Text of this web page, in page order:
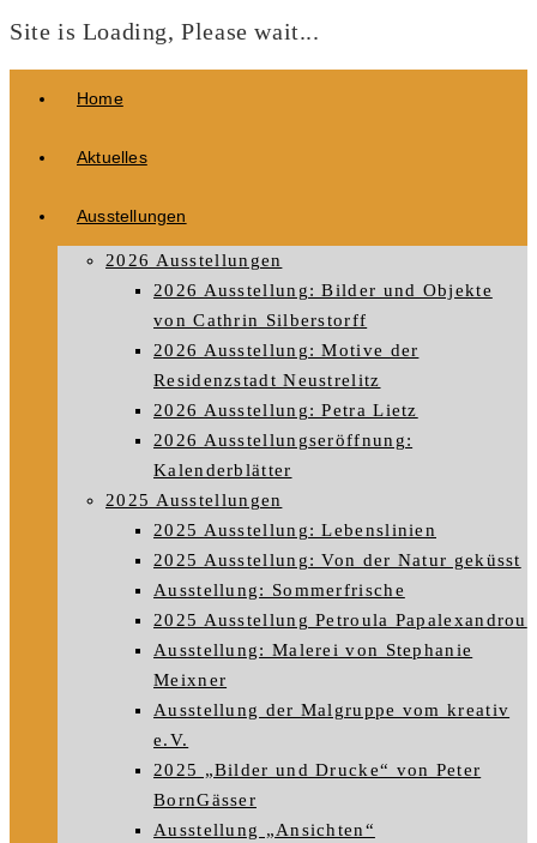
Site is Loading, Please wait...
Home
Aktuelles
Ausstellungen
2026 Ausstellungen
2026 Ausstellung: Bilder und Objekte
von Cathrin Silberstorff
2026 Ausstellung: Motive der
Residenzstadt Neustrelitz
2026 Ausstellung: Petra Lietz
2026 Ausstellungseröffnung:
Kalenderblätter
2025 Ausstellungen
2025 Ausstellung: Lebenslinien
2025 Ausstellung: Von der Natur geküsst
Ausstellung: Sommerfrische
2025 Ausstellung Petroula Papalexandrou
Ausstellung: Malerei von Stephanie
Meixner
Ausstellung der Malgruppe vom kreativ
e.V.
2025 „Bilder und Drucke“ von Peter
BornGässer
Ausstellung „Ansichten“